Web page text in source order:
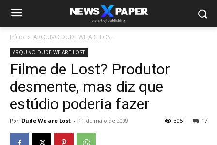
Início ARQUIVO DUDE WE ARE LOST
ARQUIVO DUDE WE ARE LOST
Filme de Lost? Produtor
desmente, mas diz que
estúdio poderia fazer
Por Dude We are Lost - 11 de maio de 2009 17
305